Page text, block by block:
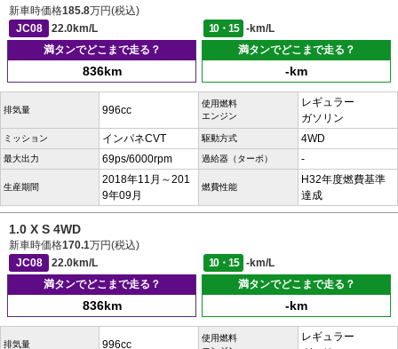
新車時価格185.8万円(税込)
JC08
22.0km/L 10・15
-km/L
満タンでどこまで走る？
836km
満タンでどこまで走る？
-km
排気量 996cc
使用燃料
エンジン
レギュラー
ガソリン
ミッション インパネCVT 駆動方式 4WD
最大出力 69ps/6000rpm 過給器（ターボ） -
生産期間
2018年11月～201
9年09月
燃費性能
H32年度燃費基準
達成
1.0 X S 4WD
新車時価格170.1万円(税込)
JC08
22.0km/L 10・15
-km/L
満タンでどこまで走る？
836km
満タンでどこまで走る？
-km
排気量 996cc
使用燃料
レギュラー